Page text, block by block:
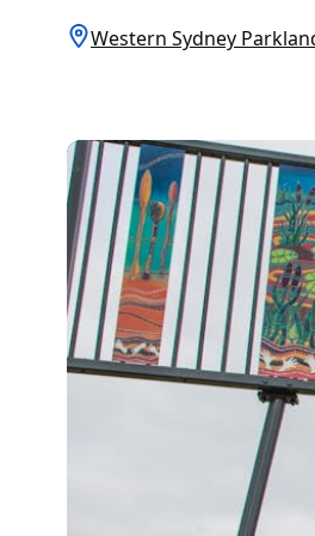
Western Sydney